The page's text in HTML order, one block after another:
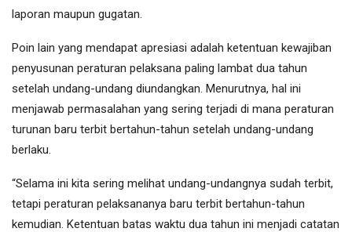
laporan maupun gugatan.
Poin lain yang mendapat apresiasi adalah ketentuan kewajiban
penyusunan peraturan pelaksana paling lambat dua tahun
setelah undang-undang diundangkan. Menurutnya, hal ini
menjawab permasalahan yang sering terjadi di mana peraturan
turunan baru terbit bertahun-tahun setelah undang-undang
berlaku.
“Selama ini kita sering melihat undang-undangnya sudah terbit,
tetapi peraturan pelaksananya baru terbit bertahun-tahun
kemudian. Ketentuan batas waktu dua tahun ini menjadi catatan